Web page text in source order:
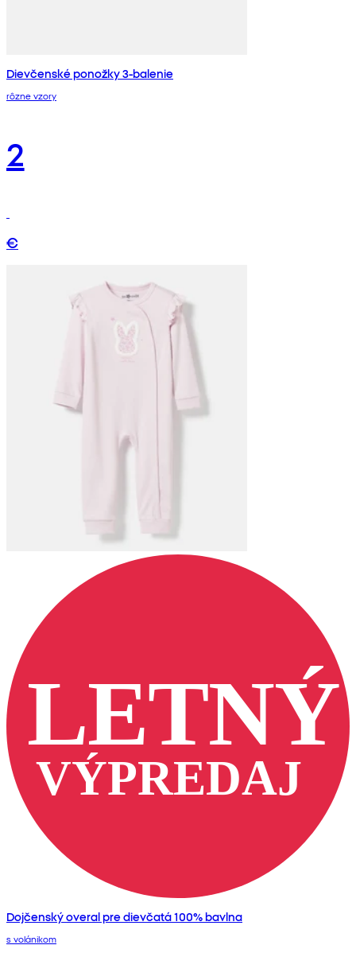
Dievčenské ponožky 3-balenie
rôzne vzory
2
€
Dojčenský overal pre dievčatá 100% bavlna
s volánikom